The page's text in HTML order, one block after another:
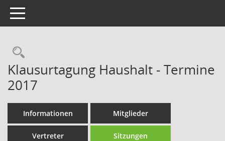
Toggle navigation
Rechercheauswahl
Klausurtagung Haushalt - Termine
2017
Informationen Mitglieder
Vertreter Sitzungen